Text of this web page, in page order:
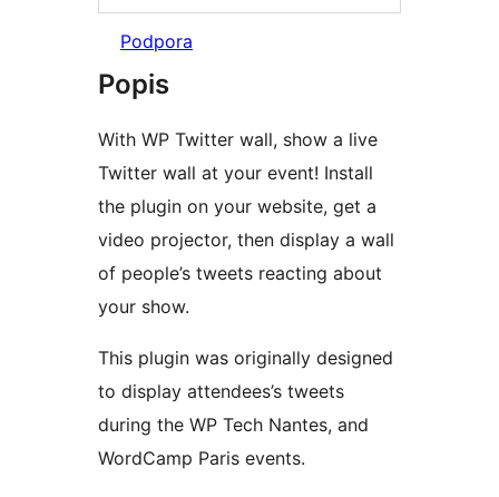
Podpora
Popis
With WP Twitter wall, show a live
Twitter wall at your event! Install
the plugin on your website, get a
video projector, then display a wall
of people’s tweets reacting about
your show.
This plugin was originally designed
to display attendees’s tweets
during the WP Tech Nantes, and
WordCamp Paris events.